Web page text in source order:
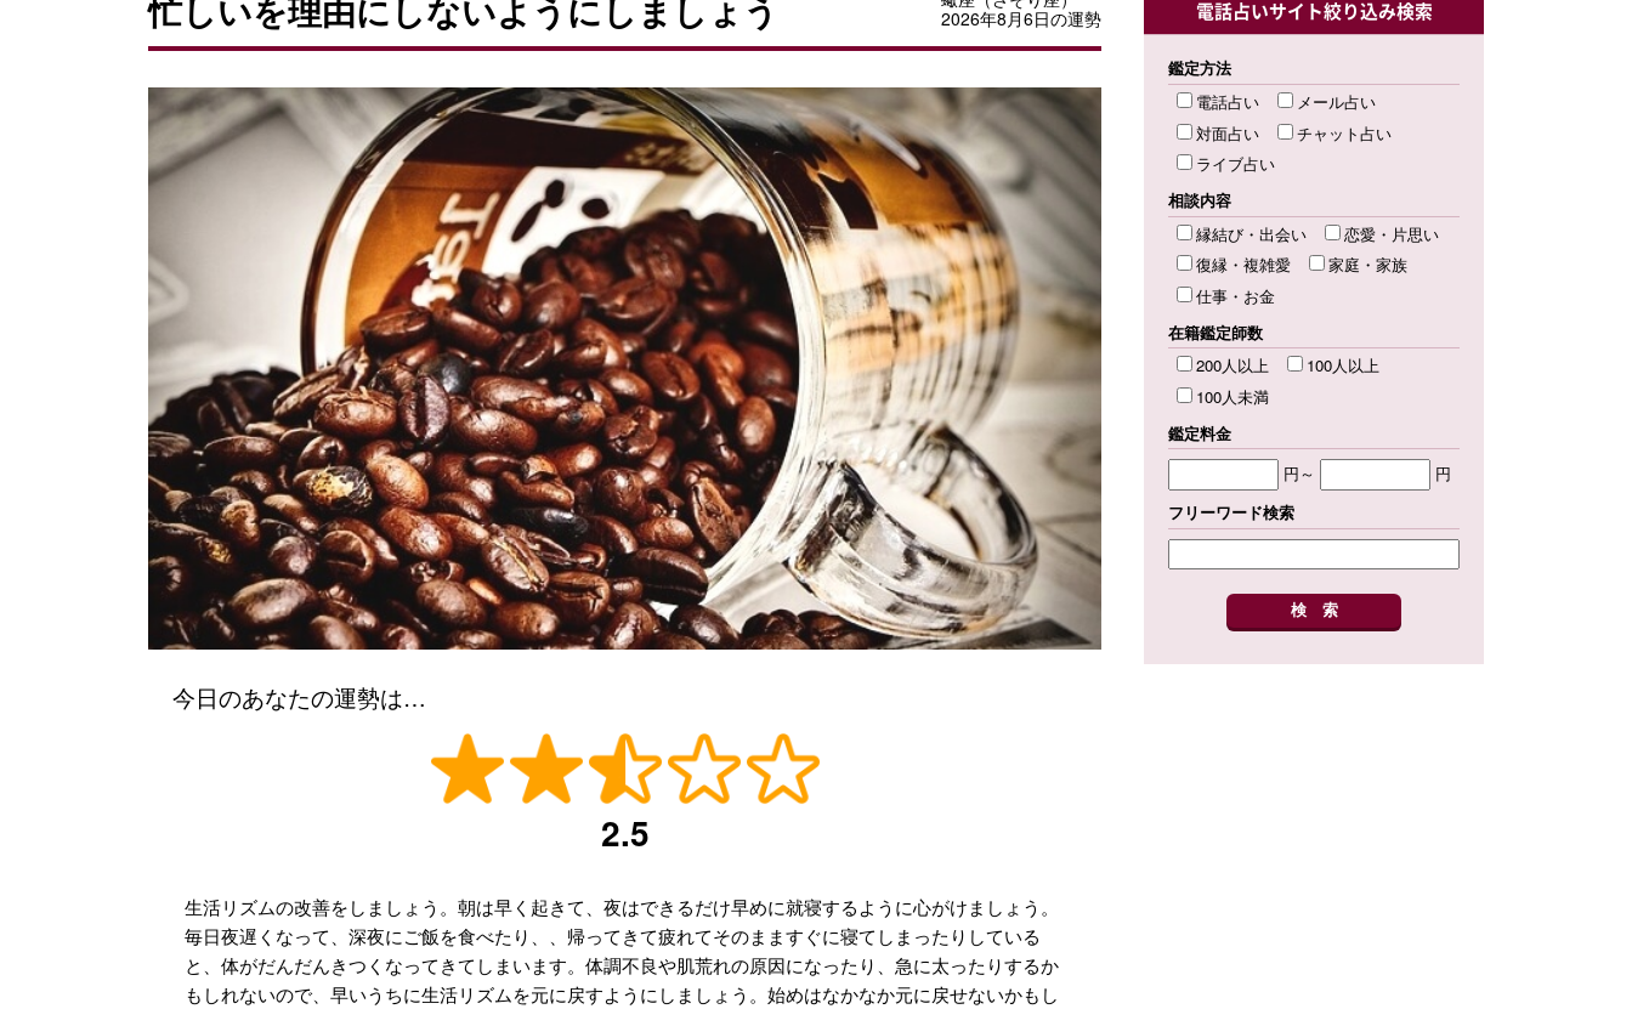
2026年8月6日の運勢
今日のあなたの運勢は…
2.5
生活リズムの改善をしましょう。朝は早く起きて、夜はできるだけ早めに就寝するように心がけましょう。
毎日夜遅くなって、深夜にご飯を食べたり、、帰ってきて疲れてそのまますぐに寝てしまったりしている
と、体がだんだんきつくなってきてしまいます。体調不良や肌荒れの原因になったり、急に太ったりするか
もしれないので、早いうちに生活リズムを元に戻すようにしましょう。始めはなかなか元に戻せないかもし
電話占いサイト絞り込み検索
鑑定方法
電話占い
メール占い
対面占い
チャット占い
ライブ占い
相談内容
縁結び・出会い
恋愛・片思い
復縁・複雑愛
家庭・家族
仕事・お金
在籍鑑定師数
200人以上
100人以上
100人未満
鑑定料金
円～
円
フリーワード検索